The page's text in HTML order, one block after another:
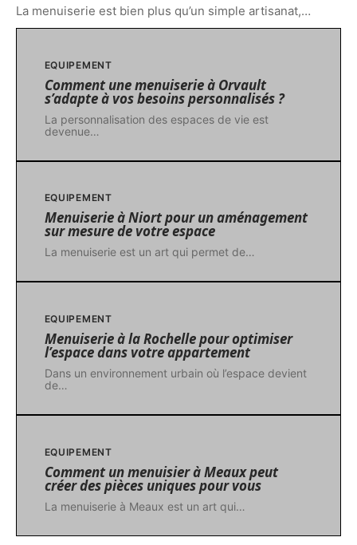
La menuiserie est bien plus qu’un simple artisanat,…
EQUIPEMENT
Comment une menuiserie à Orvault
s’adapte à vos besoins personnalisés ?
La personnalisation des espaces de vie est
devenue…
EQUIPEMENT
Menuiserie à Niort pour un aménagement
sur mesure de votre espace
La menuiserie est un art qui permet de…
EQUIPEMENT
Menuiserie à la Rochelle pour optimiser
l’espace dans votre appartement
Dans un environnement urbain où l’espace devient
de…
EQUIPEMENT
Comment un menuisier à Meaux peut
créer des pièces uniques pour vous
La menuiserie à Meaux est un art qui…